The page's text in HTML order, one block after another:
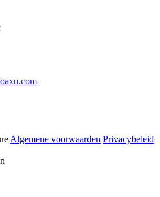
Algemene voorwaarden Privacybeleid